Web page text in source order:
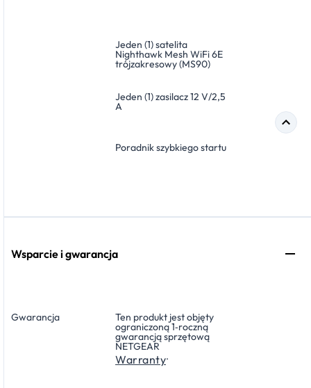
Jeden (1) satelita
Nighthawk Mesh WiFi 6E
trójzakresowy (MS90)
Jeden (1) zasilacz 12 V/2,5
A
Poradnik szybkiego startu
Wsparcie i gwarancja
Gwarancja Ten produkt jest objęty
ograniczoną 1‑roczną
gwarancją sprzętową
NETGEAR
Warranty.